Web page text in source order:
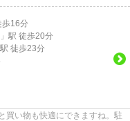
歩16分
」駅 徒歩20分
駅 徒歩23分
買い物も快適にできますね。駐